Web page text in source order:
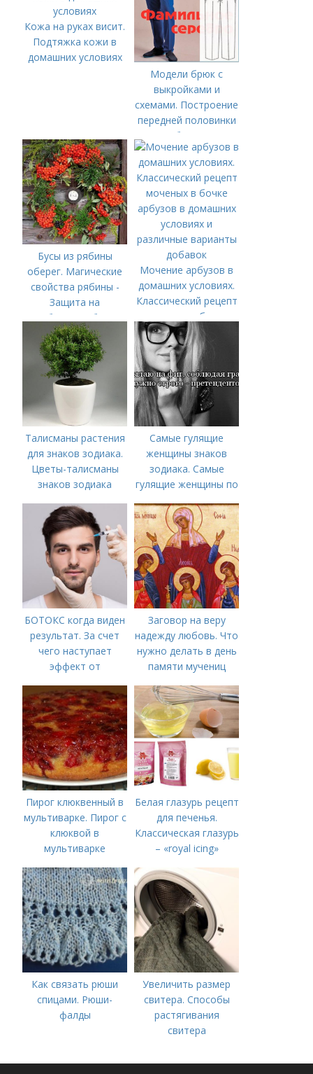
Кожа на руках висит.
Подтяжка кожи в
домашних условиях
Модели брюк с
выкройками и
схемами. Построение
передней половинки
брюк
Бусы из рябины
оберег. Магические
свойства рябины -
Защита на
рябиновые бусы
Мочение арбузов в
домашних условиях.
Классический рецепт
моченых в бочке
арбузов в домашних
условиях и
различные варианты
добавок
Талисманы растения
для знаков зодиака.
Цветы-талисманы
знаков зодиака
Самые гулящие
женщины знаков
зодиака. Самые
гулящие женщины по
БОТОКС когда виден
результат. За счет
чего наступает
эффект от
Заговор на веру
надежду любовь. Что
нужно делать в день
памяти мучениц
Любови и матери их
Софии 30 сентября
2022 года
Пирог клюквенный в
мультиварке. Пирог с
клюквой в
мультиварке
Белая глазурь рецепт
для печенья.
Классическая глазурь
– «royal icing»
Как связать рюши
спицами. Рюши-
фалды
Увеличить размер
свитера. Способы
растягивания
свитера